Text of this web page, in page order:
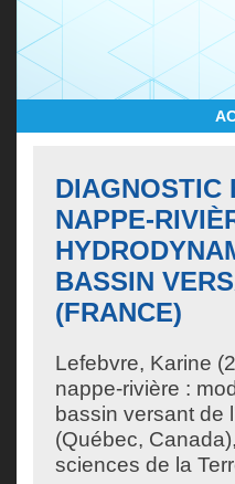
DIAGNOSTIC
NAPPE-
BASSIN
(FRANCE)
Lefebvre, Karine
nappe-rivière :
bassin versant de
(Québec,
sciences de la